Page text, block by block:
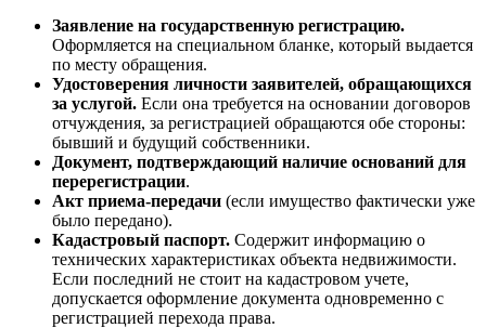
Заявление на государственную регистрацию.
Оформляется на специальном бланке, который выдается
по месту обращения.
Удостоверения личности заявителей, обращающихся
за услугой. Если она требуется на основании договоров
отчуждения, за регистрацией обращаются обе стороны:
бывший и будущий собственники.
Документ, подтверждающий наличие оснований для
перерегистрации.
Акт приема-передачи (если имущество фактически уже
было передано).
Кадастровый паспорт. Содержит информацию о
технических характеристиках объекта недвижимости.
Если последний не стоит на кадастровом учете,
допускается оформление документа одновременно с
регистрацией перехода права.